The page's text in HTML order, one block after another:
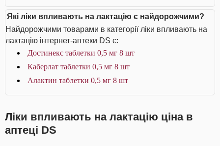
Які ліки впливають на лактацію є найдорожчими?
Найдорожчими товарами в категорії ліки впливають на
лактацію інтернет-аптеки DS є:
Достинекс таблетки 0,5 мг 8 шт
Каберлат таблетки 0,5 мг 8 шт
Алактин таблетки 0,5 мг 8 шт
Ліки впливають на лактацію ціна в
аптеці DS